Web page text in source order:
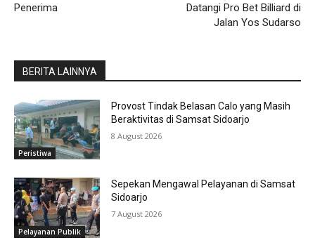
Penerima
Datangi Pro Bet Billiard di
Jalan Yos Sudarso
BERITA LAINNYA
Peristiwa
Provost Tindak Belasan Calo yang Masih
Beraktivitas di Samsat Sidoarjo
8 August 2026
Pelayanan Publik
Sepekan Mengawal Pelayanan di Samsat
Sidoarjo
7 August 2026